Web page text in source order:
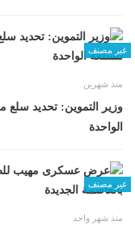
غير مصنف
منذ شهرين
وزير التموين: تحديد سلع
الواحدة
غير مصنف
منذ شهر واحد